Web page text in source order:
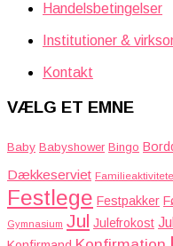
Handelsbetingelser
Institutioner &
Kontakt
VÆLG ET EMNE
Baby Babyshower Bingo
Dækkeserviet
Festlege Festpakker
Gymnasium Jul Julefrokost